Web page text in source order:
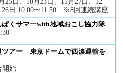
25日、10月23日、11月27日、12
26日 10:00〜11:50 ※8回連続講座
くサマーwith地域おこし協力隊
ツアー 東京ドームで西濃運輸を
開始